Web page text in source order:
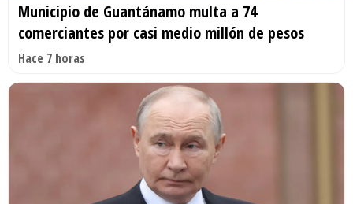
Municipio de Guantánamo multa a 74
comerciantes por casi medio millón de pesos
Hace 7 horas